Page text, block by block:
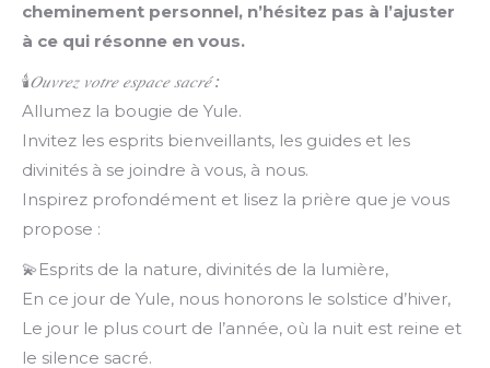
cheminement personnel, n’hésitez pas à l’ajuster
à ce qui résonne en vous.
🕯️𝑂𝑢𝑣𝑟𝑒𝑧 𝑣𝑜𝑡𝑟𝑒 𝑒𝑠𝑝𝑎𝑐𝑒 𝑠𝑎𝑐𝑟𝑒́ :
Allumez la bougie de Yule.
Invitez les esprits bienveillants, les guides et les
divinités à se joindre à vous, à nous.
Inspirez profondément et lisez la prière que je vous
propose :
💫Esprits de la nature, divinités de la lumière,
En ce jour de Yule, nous honorons le solstice d’hiver,
Le jour le plus court de l’année, où la nuit est reine et
le silence sacré.